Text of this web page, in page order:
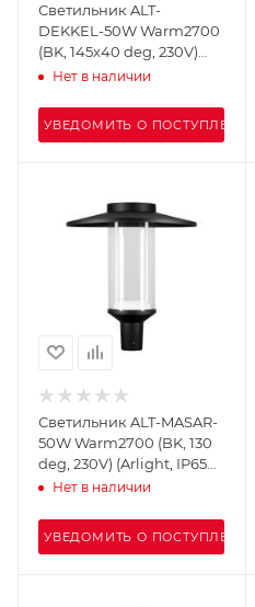
Светильник ALT-
DEKKEL-50W Warm2700
(BK, 145x40 deg, 230V)
(Arlight, IP65 Металл, 5
Нет в наличии
УВЕДОМИТЬ О ПОСТУПЛЕНИИ
Светильник ALT-MASAR-
50W Warm2700 (BK, 130
deg, 230V) (Arlight, IP65
Металл, 5 лет)
Нет в наличии
УВЕДОМИТЬ О ПОСТУПЛЕНИИ